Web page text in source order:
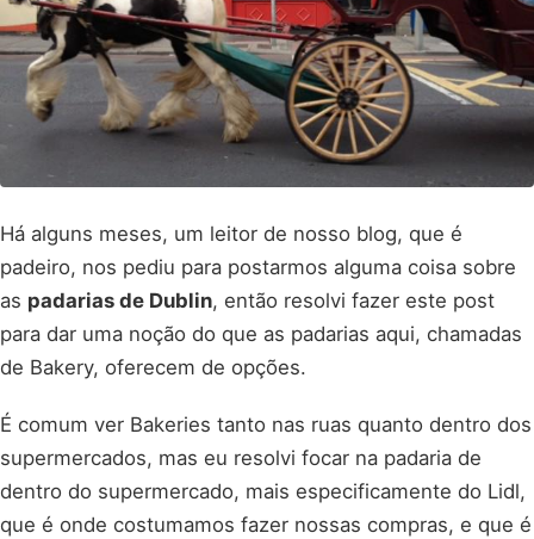
Há alguns meses, um leitor de nosso blog, que é
padeiro, nos pediu para postarmos alguma coisa sobre
as padarias de Dublin, então resolvi fazer este post
para dar uma noção do que as padarias aqui, chamadas
de Bakery, oferecem de opções.
É comum ver Bakeries tanto nas ruas quanto dentro dos
supermercados, mas eu resolvi focar na padaria de
dentro do supermercado, mais especificamente do Lidl,
que é onde costumamos fazer nossas compras, e que é